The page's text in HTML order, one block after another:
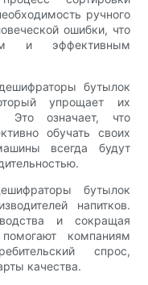
ручного
ошибки, что
и эффективным
бутылок
упрощает их
Это означает, что
обучать своих
всегда будут
бутылок
напитков.
и сокращая
компаниям
спрос,
качества.